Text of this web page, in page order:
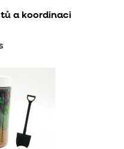
a koordinaci